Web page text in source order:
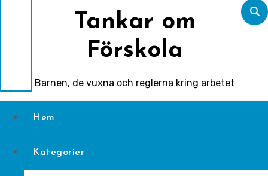
Tankar om
Förskola
Barnen, de vuxna och reglerna kring arbetet
Hem
Kategorier